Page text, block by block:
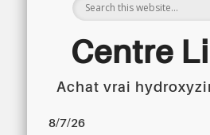
Centre
Centre régional du Libre Examen
Achat vrai
8/7/26